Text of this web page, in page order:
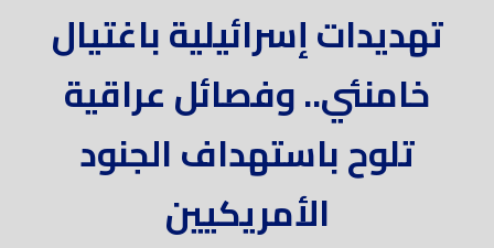
تهديدات إسرائيلية باغتيال
خامنئي.. وفصائل عراقية
تلوح باستهداف الجنود
الأمريكيين